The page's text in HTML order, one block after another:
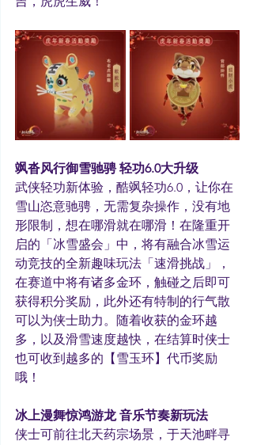
飒沓风行御雪驰骋 轻功6.0大升级
武侠轻功新体验，酷飒轻功6.0，让你在
雪山恣意驰骋，无需复杂操作，没有地
形限制，想在哪滑就在哪滑！在隆重开
启的「冰雪盛会」中，将有融合冰雪运
动竞技的全新趣味玩法「速滑挑战」，
在赛道中将有诸多金环，触碰之后即可
获得积分奖励，此外还有特制的行气散
可以为侠士助力。随着收获的金环越
多，以及滑雪速度越快，在结算时侠士
也可收到越多的【雪玉环】代币奖励
哦！
冰上漫舞惊鸿游龙 音乐节奏新玩法
侠士可前往北天药宗场景，于天池畔寻